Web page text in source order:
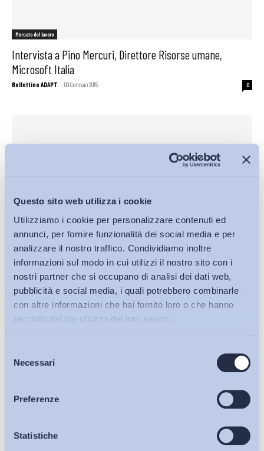
Questo sito web utilizza i cookie
Utilizziamo i cookie per personalizzare contenuti ed
annunci, per fornire funzionalità dei social media e per
analizzare il nostro traffico. Condividiamo inoltre
informazioni sul modo in cui utilizzi il nostro sito con i
nostri partner che si occupano di analisi dei dati web,
pubblicità e social media, i quali potrebbero combinarle
con altre informazioni che hai fornito loro o che hanno
raccolto dal tuo utilizzo dei loro servizi.
delNecessari
Preferenze
Statistiche
Bollettini ADAPT
Articoli
Osservatori
Mercato del lavoro
Intervista a Pino Mercuri, Direttore Risorse umane,
Microsoft Italia
Bollettino ADAPT - 09 Gennaio 2015 0
Mercato del lavoro
Intervista a Andrea Aldrighetti, Direttore Risorse umane,
Pedrollo S.p.A.
ADAPT - 12 Dicembre 2014